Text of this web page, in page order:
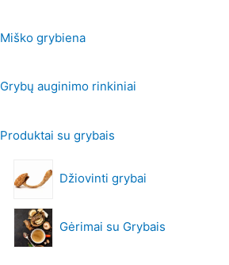
Miško grybiena
Grybų auginimo rinkiniai
Produktai su grybais
Džiovinti grybai
Gėrimai su Grybais